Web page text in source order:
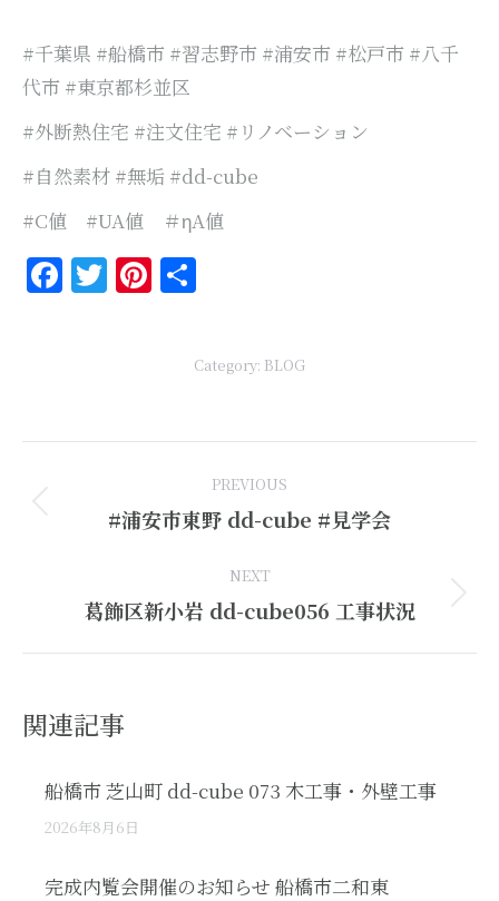
#千葉県 #船橋市 #習志野市 #浦安市 #松戸市 #八千
代市 #東京都杉並区
#外断熱住宅 #注文住宅 #リノベーション
#自然素材 #無垢 #dd-cube
#C値 #UA値 ＃ηA値
Facebook
Twitter
Pinterest
Category: BLOG
PREVIOUS
Previous
#浦安市東野 dd-cube #見学会
NEXT
Next
葛飾区新小岩 dd-cube056 工事状況
関連記事
船橋市 芝山町 dd-cube 073 木工事・外壁工事
2026年8月6日
完成内覧会開催のお知らせ 船橋市二和東